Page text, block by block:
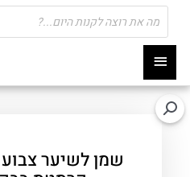
תפריט
ראשי
Products
search
שמן לשיער